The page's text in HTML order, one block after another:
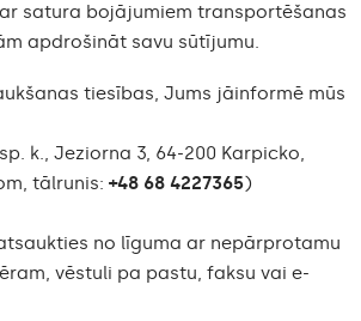
satura bojājumiem transportēšanas
apdrošināt savu sūtījumu.
tiesības, Jums jāinformē mūs
k., Jeziorna 3, 64-200 Karpicko,
, tālrunis: +48 68 4227365)
no līguma ar nepārprotamu
vēstuli pa pastu, faksu vai e-